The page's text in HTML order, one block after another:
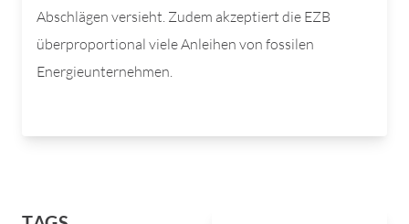
Abschlägen versieht. Zudem akzeptiert die EZB
überproportional viele Anleihen von fossilen
Energieunternehmen.